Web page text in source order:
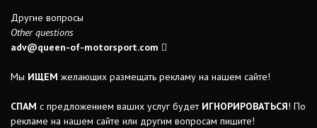
Другие вопросы
Other questions
adv@queen-of-motorsport.com
Мы ИЩЕМ желающих размещать рекламу на нашем сайте!
СПАМ с предложением ваших услуг будет ИГНОРИРОВАТЬСЯ! По
рекламе на нашем сайте или другим вопросам пишите!